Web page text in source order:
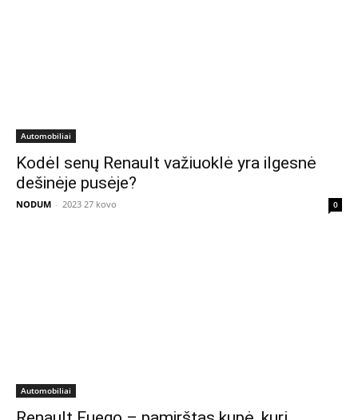
Automobiliai
Kodėl senų Renault važiuoklė yra ilgesnė
dešinėje pusėje?
NODUM - 2023 27 kovo 0
Automobiliai